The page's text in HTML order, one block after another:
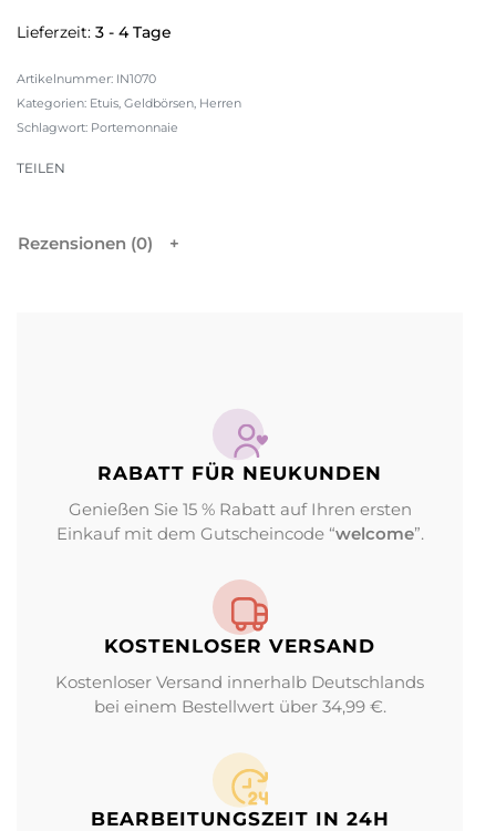
Lieferzeit: 3 - 4 Tage
IN1070
Kategorien: Etuis, Geldbörsen, Herren
Schlagwort: Portemonnaie
TEILEN
Rezensionen (0)
RABATT FÜR NEUKUNDEN
Genießen Sie 15 % Rabatt auf Ihren ersten
Einkauf mit dem Gutscheincode “welcome”.
KOSTENLOSER VERSAND
Kostenloser Versand innerhalb Deutschlands
bei einem Bestellwert über 34,99 €.
BEARBEITUNGS­ZEIT IN 24H